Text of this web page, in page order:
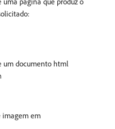
um documento html
imagem em